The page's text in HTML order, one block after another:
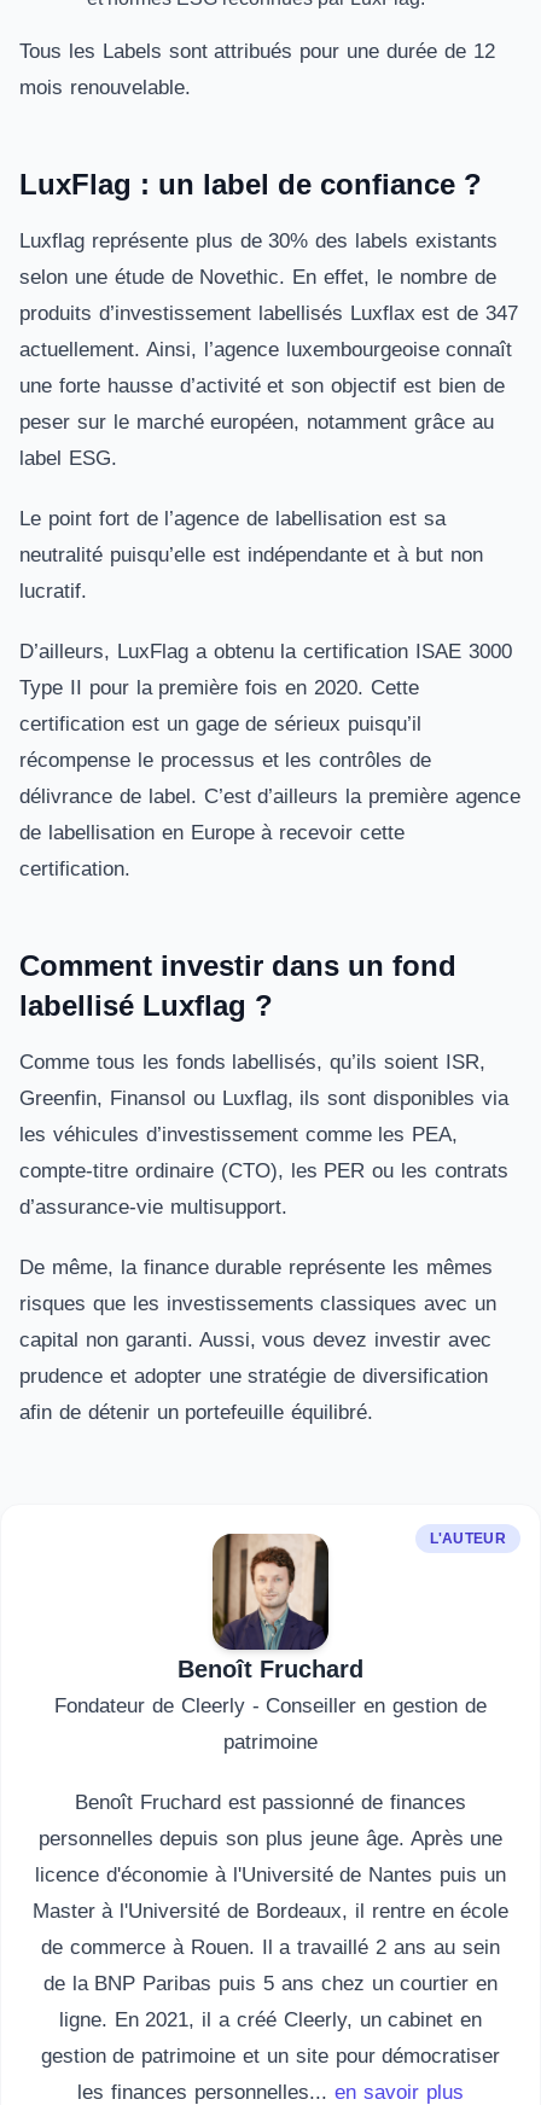
Tous les Labels sont attribués pour une durée de 12
mois renouvelable.
LuxFlag : un label de confiance ?
Luxflag représente plus de 30% des labels existants
selon une étude de Novethic. En effet, le nombre de
produits d’investissement labellisés Luxflax est de 347
actuellement. Ainsi, l’agence luxembourgeoise connaît
une forte hausse d’activité et son objectif est bien de
peser sur le marché européen, notamment grâce au
label ESG.
Le point fort de l’agence de labellisation est sa
neutralité puisqu’elle est indépendante et à but non
lucratif.
D’ailleurs, LuxFlag a obtenu la certification ISAE 3000
Type II pour la première fois en 2020. Cette
certification est un gage de sérieux puisqu’il
récompense le processus et les contrôles de
délivrance de label. C’est d’ailleurs la première agence
de labellisation en Europe à recevoir cette
certification.
Comment investir dans un fond
labellisé Luxflag ?
Comme tous les fonds labellisés, qu’ils soient ISR,
Greenfin, Finansol ou Luxflag, ils sont disponibles via
les véhicules d’investissement comme les PEA,
compte-titre ordinaire (CTO), les PER ou les contrats
d’assurance-vie multisupport.
De même, la finance durable représente les mêmes
risques que les investissements classiques avec un
capital non garanti. Aussi, vous devez investir avec
prudence et adopter une stratégie de diversification
afin de détenir un portefeuille équilibré.
L'AUTEUR
Benoît Fruchard
Fondateur de Cleerly - Conseiller en gestion de
patrimoine
Benoît Fruchard est passionné de finances
personnelles depuis son plus jeune âge. Après une
licence d'économie à l'Université de Nantes puis un
Master à l'Université de Bordeaux, il rentre en école
de commerce à Rouen. Il a travaillé 2 ans au sein
de la BNP Paribas puis 5 ans chez un courtier en
ligne. En 2021, il a créé Cleerly, un cabinet en
gestion de patrimoine et un site pour démocratiser
les finances personnelles... en savoir plus